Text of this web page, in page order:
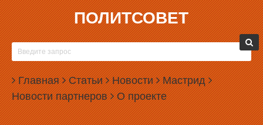
ПОЛИТСОВЕТ
Главная Статьи Новости Мастрид
Новости партнеров О проекте
12.11.2019, 17:54
ГОСДУМА ОПРЕДЕЛИТ, КАК РОССИЯН БУДУТ ПРИЗНАВАТЬ
ИНОСТРАННЫМИ АГЕНТАМИ
Государственная дума рассмотрит перечень критериев, по
которым россияне могут быть признаны «иностранными
агентами». Как заявил председатель комитета Госдумы по
информационной политике Леонид Левин,...